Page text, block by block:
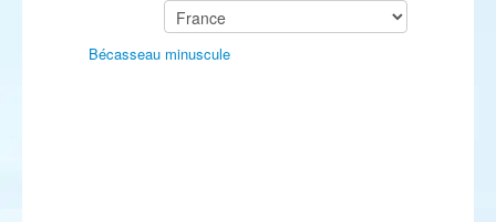
Bécasseau minuscule